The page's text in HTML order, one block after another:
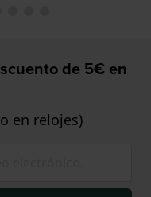
de 5€ en
en relojes)